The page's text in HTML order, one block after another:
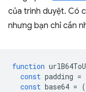
của trình duyệt. Có
nhưng bạn chỉ cần
function
const padding =
const base64 = (